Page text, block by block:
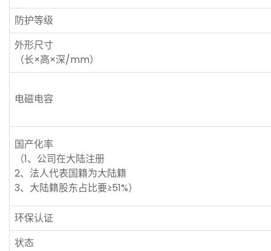
防护等级
外形尺寸
（长×高×深/mm）
电磁电容
国产化率
（1、公司在大陆注册
2、法人代表国籍为大陆籍
3、大陆籍股东占比要≥51%）
环保认证
状态